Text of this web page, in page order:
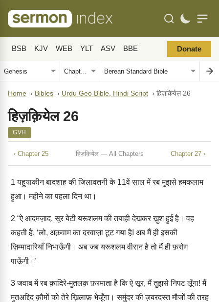
BSB KJV WEB YLT ASV BBE Donate
Home › Bibles › Urdu Geo Bible, Hindi Script › हिज़क़ियेल 26
हिज़क़ियेल 26
GVH
‹ Chapter 25 हिज़क़ियेल — All Chapters Chapter 27 ›
1 यहूयाकीन बादशाह की जिलावतनी के 11वें साल में रब मुझसे हमकलाम
हुआ। महीने का पहला दिन था।
2 “ऐ आदमज़ाद, सूर बेटी यरूशलम की तबाही देखकर ख़ुश हुई है। वह
कहती है, ‘लो, अक़वाम का दरवाज़ा टूट गया है! अब मैं ही इसकी
ज़िम्मादारियाँ निभाऊँगी। अब जब यरूशलम वीरान है तो मैं ही फ़रोग़
पाऊँगी।’
3जवाब में रब क़ादिरे-मुतलक़ फ़रमाता है कि ऐ सूर, मैं तुझसे निपट लूँगा! मैं
मुतअद्दिद क़ौमों को तेरे ख़िलाफ़ भेजूँगा। समुंदर की ज़बरदस्त मौजों की तरह